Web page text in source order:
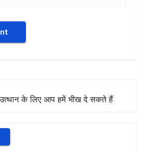
के लिए आप हमें भीख दे सकते हैं